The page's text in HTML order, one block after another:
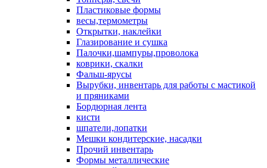
Пластиковые формы
весы,термометры
Открытки, наклейки
Глазирование и сушка
Палочки,шампуры,проволока
коврики, скалки
Фальш-ярусы
Вырубки, инвентарь для работы с мастикой
и пряниками
Бордюрная лента
кисти
шпатели,лопатки
Мешки кондитерские, насадки
Прочий инвентарь
Формы металлические